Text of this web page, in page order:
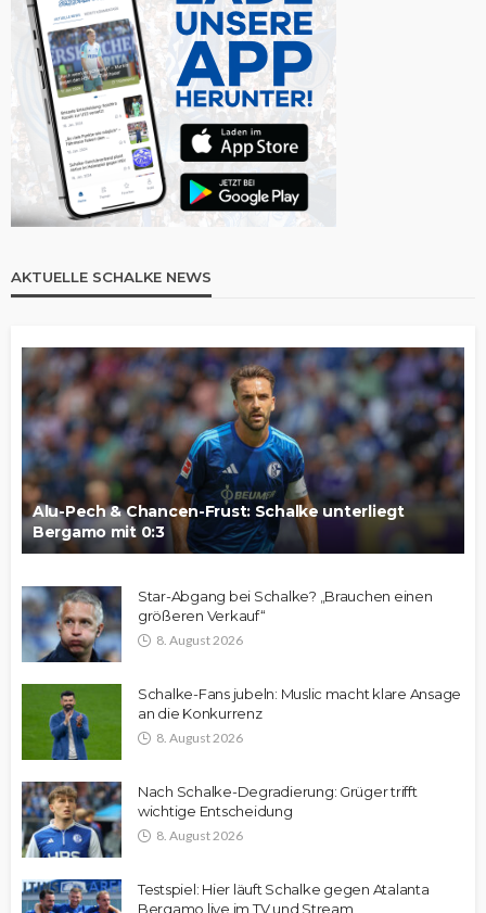
AKTUELLE SCHALKE NEWS
Alu-Pech & Chancen-Frust: Schalke unterliegt
Bergamo mit 0:3
Star-Abgang bei Schalke? „Brauchen einen
größeren Verkauf“
8. August 2026
Schalke-Fans jubeln: Muslic macht klare Ansage
an die Konkurrenz
8. August 2026
Nach Schalke-Degradierung: Grüger trifft
wichtige Entscheidung
8. August 2026
Testspiel: Hier läuft Schalke gegen Atalanta
Bergamo live im TV und Stream